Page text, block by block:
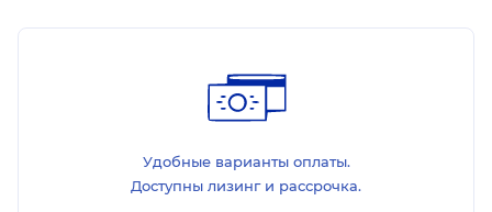
Удобные варианты оплаты.
Доступны лизинг и рассрочка.